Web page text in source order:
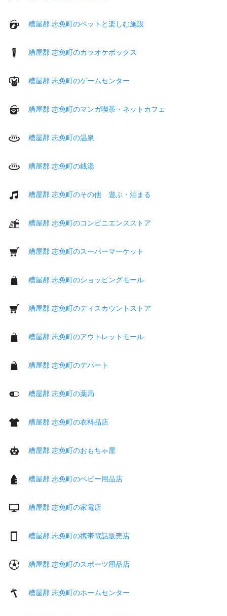
糟屋郡 志免町のペットと楽しむ施設
糟屋郡 志免町のカラオケボックス
糟屋郡 志免町のゲームセンター
糟屋郡 志免町のマンガ喫茶・ネットカフェ
糟屋郡 志免町の温泉
糟屋郡 志免町の銭湯
糟屋郡 志免町のその他 遊ぶ・泊まる
糟屋郡 志免町のコンビニエンスストア
糟屋郡 志免町のスーパーマーケット
糟屋郡 志免町のショッピングモール
糟屋郡 志免町のディスカウントストア
糟屋郡 志免町のアウトレットモール
糟屋郡 志免町のデパート
糟屋郡 志免町の薬局
糟屋郡 志免町の衣料品店
糟屋郡 志免町のおもちゃ屋
糟屋郡 志免町のベビー用品店
糟屋郡 志免町の家電店
糟屋郡 志免町の携帯電話販売店
糟屋郡 志免町のスポーツ用品店
糟屋郡 志免町のホームセンター